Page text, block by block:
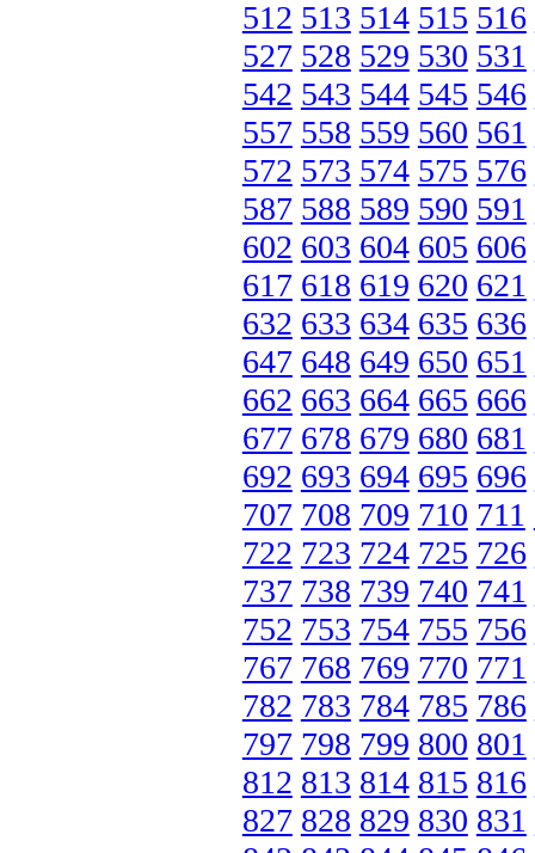
512 513 514 515 516
527 528 529 530 531
542 543 544 545 546
557 558 559 560 561
572 573 574 575 576
587 588 589 590 591
602 603 604 605 606
617 618 619 620 621
632 633 634 635 636
647 648 649 650 651
662 663 664 665 666
677 678 679 680 681
692 693 694 695 696
707 708 709 710 711
722 723 724 725 726
737 738 739 740 741
752 753 754 755 756
767 768 769 770 771
782 783 784 785 786
797 798 799 800 801
812 813 814 815 816
827 828 829 830 831